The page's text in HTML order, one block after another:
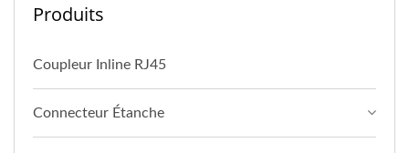
Produits
Coupleur Inline RJ45
Connecteur Étanche